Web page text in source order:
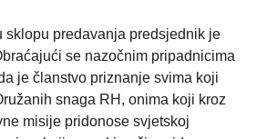
sklopu predavanja predsjednik je
se nazočnim pripadnicima
je članstvo priznanje svima koji
snaga RH, onima koji kroz
misije pridonose svjetskoj